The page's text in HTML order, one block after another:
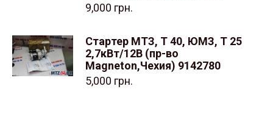
9,000 грн.
Стартер МТЗ, Т 40, ЮМЗ, Т 25
2,7кВт/12В (пр-во
Magneton,Чехия) 9142780
5,000 грн.